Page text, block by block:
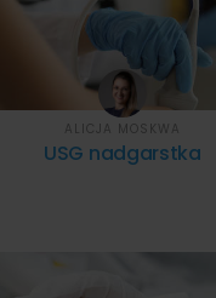
USG nadgarstka
ALICJA MOSKWA